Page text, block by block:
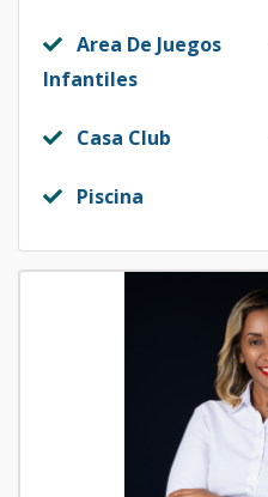
Area De Juegos
Infantiles
Casa Club
Piscina